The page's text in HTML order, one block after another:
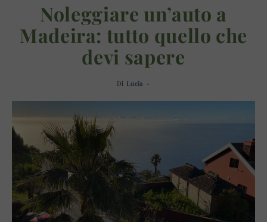
Noleggiare un’auto a
Madeira: tutto quello che
devi sapere
Di Lucia -